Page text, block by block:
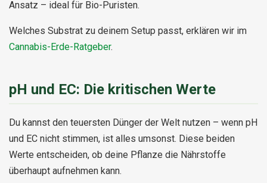
Ansatz – ideal für Bio-Puristen.
Welches Substrat zu deinem Setup passt, erklären wir im
Cannabis-Erde-Ratgeber.
pH und EC: Die kritischen Werte
Du kannst den teuersten Dünger der Welt nutzen – wenn pH
und EC nicht stimmen, ist alles umsonst. Diese beiden
Werte entscheiden, ob deine Pflanze die Nährstoffe
überhaupt aufnehmen kann.